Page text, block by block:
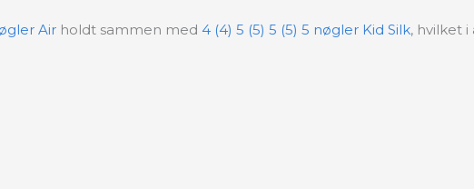
Air holdt sammen med 4 (4) 5 (5) 5 (5) 5 nøgler Kid Silk, hvilket